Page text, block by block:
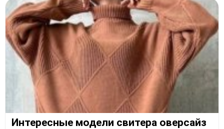
Интересные модели свитера оверсайз